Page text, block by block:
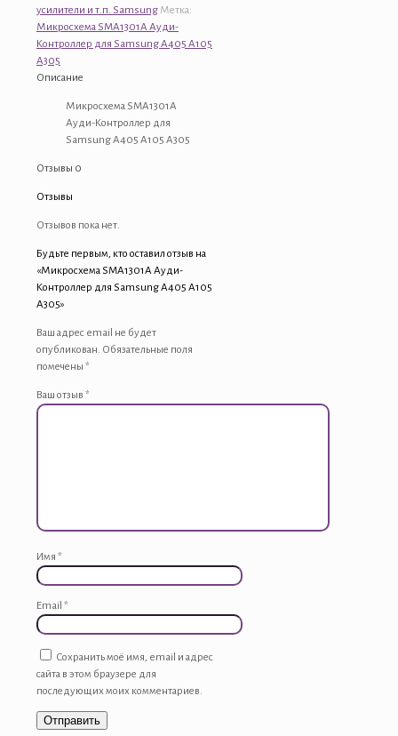
Контроллер
для
Samsung
A405
усилители и т.п. Samsung Метка:
Микросхема SMA1301A Ауди-
Контроллер для Samsung A405 A105
A305
Описание
Микросхема SMA1301A
Ауди-Контроллер для
Samsung A405 A105 A305
Отзывы 0
Отзывы
Отзывов пока нет.
Будьте первым, кто оставил отзыв на
«Микросхема SMA1301A Ауди-
Контроллер для Samsung A405 A105
A305»
Ваш адрес email не будет
опубликован. Обязательные поля
помечены *
Ваш отзыв *
Имя *
Email *
Сохранить моё имя, email и адрес
сайта в этом браузере для
последующих моих комментариев.